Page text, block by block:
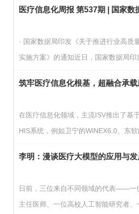
脑机接口×医保创新场景大赛启动报名6
关注的不只是场景和模型选择，也包括
基础设施。用户洞察：三家医院的真实
研和项目需求来看，不同医院在建设阶
要求上存在差异，但在模型服务化、算
运维等方面有较为一致的诉求。1.医院
· 国家数据局印发《关于推进行业高质
实施方案》的通知近日，国家数据局印
焦行业领域推进高质量数据集建设。聚
造、农业农村、智慧能源、交通运输
生、教育教学等重点领域，以及低空
驾驶、智慧海洋、生物制造等创新领域
量数据集建设。（国家数据局）· 工信
在医疗信息化领域，主流ISV推出了基
HIS系统，例如卫宁的WiNEX6.0、东软
署，对底层基础设施的弹性、稳定性和
要求。在实际落地中，逐渐形成了一种
以超融合作为容器化HIS的承载底座。
都一致地选择了超融合作为新一代HIS
李明：漫谈医疗大模型的应用与
日前，三位来自不同领域的代表——一
主任医师、一位高校人工智能研究者、